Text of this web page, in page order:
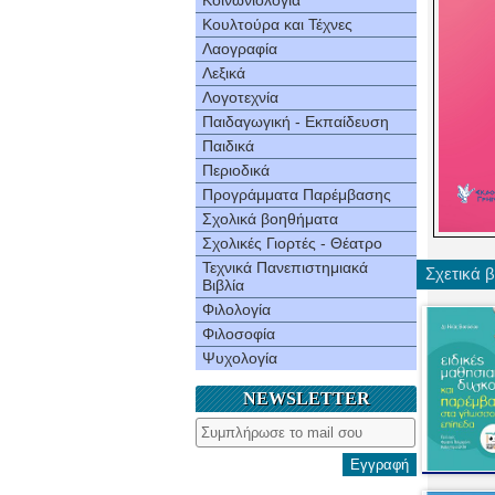
Κουλτούρα και Τέχνες
Λαογραφία
Λεξικά
Λογοτεχνία
Παιδαγωγική - Εκπαίδευση
Παιδικά
Περιοδικά
Προγράμματα Παρέμβασης
Σχολικά βοηθήματα
Σχολικές Γιορτές - Θέατρο
Τεχνικά Πανεπιστημιακά
Βιβλία
Φιλολογία
Φιλοσοφία
Ψυχολογία
NEWSLETTER
Εγγραφή
Σχετικά